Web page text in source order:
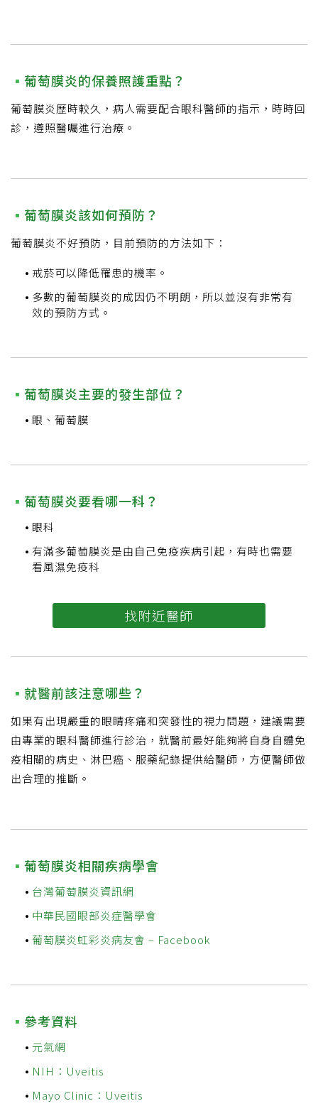
葡萄膜炎的保養照護重點？
葡萄膜炎歷時較久，病人需要配合眼科醫師的指示，時時回
診，遵照醫囑進行治療。
葡萄膜炎該如何預防？
葡萄膜炎不好預防，目前預防的方法如下：
戒菸可以降低罹患的機率。
多數的葡萄膜炎的成因仍不明朗，所以並沒有非常有
效的預防方式。
葡萄膜炎主要的發生部位？
眼、葡萄膜
葡萄膜炎要看哪一科？
眼科
有滿多葡萄膜炎是由自己免疫疾病引起，有時也需要
看風濕免疫科
找附近醫師
就醫前該注意哪些？
如果有出現嚴重的眼睛疼痛和突發性的視力問題，建議需要
由專業的眼科醫師進行診治，就醫前最好能夠將自身自體免
疫相關的病史、淋巴癌、服藥紀錄提供給醫師，方便醫師做
出合理的推斷。
葡萄膜炎相關疾病學會
台灣葡萄膜炎資訊網
中華民國眼部炎症醫學會
葡萄膜炎虹彩炎病友會 – Facebook
參考資料
元氣網
NIH：Uveitis
Mayo Clinic：Uveitis